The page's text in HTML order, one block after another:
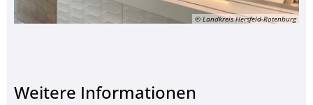
© Landkreis Hersfeld-Rotenburg
Weitere Informationen